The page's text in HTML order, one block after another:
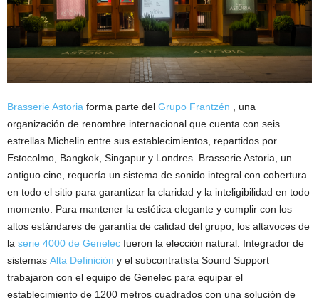
Brasserie Astoria forma parte del Grupo Frantzén , una
organización de renombre internacional que cuenta con seis
estrellas Michelin entre sus establecimientos, repartidos por
Estocolmo, Bangkok, Singapur y Londres. Brasserie Astoria, un
antiguo cine, requería un sistema de sonido integral con cobertura
en todo el sitio para garantizar la claridad y la inteligibilidad en todo
momento. Para mantener la estética elegante y cumplir con los
altos estándares de garantía de calidad del grupo, los altavoces de
la serie 4000 de Genelec fueron la elección natural. Integrador de
sistemas Alta Definición y el subcontratista Sound Support
trabajaron con el equipo de Genelec para equipar el
establecimiento de 1200 metros cuadrados con una solución de